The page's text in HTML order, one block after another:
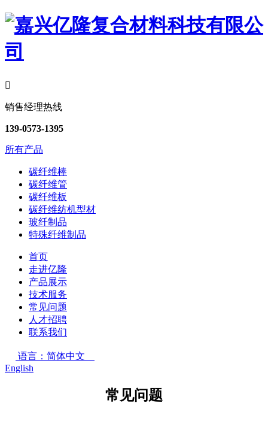

销售经理热线
139-0573-1395
所有产品
碳纤维棒
碳纤维管
碳纤维板
碳纤维纺机型材
玻纤制品
特殊纤维制品
首页
走进亿隆
产品展示
技术服务
常见问题
人才招聘
联系我们
语言：简体中文
English
常见问题